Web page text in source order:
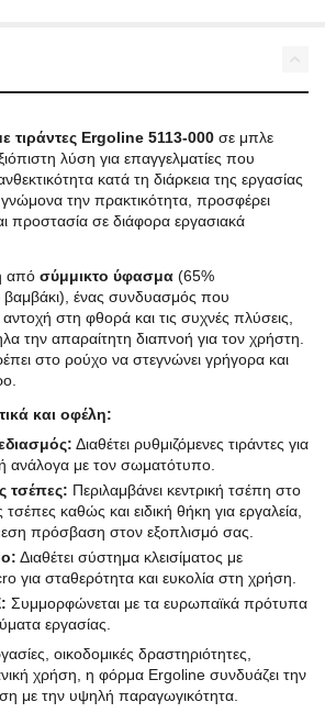
τιράντες Ergoline 5113-000 σε μπλε
λύση για επαγγελματίες που
κατά τη διάρκεια της εργασίας
την πρακτικότητα, προσφέρει
προστασία σε διάφορα εργασιακά
από σύμμικτο ύφασμα (65%
βαμβάκι), ένας συνδυασμός που
αντοχή στη φθορά και τις συχνές πλύσεις,
την απαραίτητη διαπνοή για τον χρήστη.
στο ρούχο να στεγνώνει γρήγορα και
και οφέλη:
Διαθέτει ρυθμιζόμενες τιράντες για
ανάλογα με τον σωματότυπο.
τσέπες: Περιλαμβάνει κεντρική τσέπη στο
καθώς και ειδική θήκη για εργαλεία,
πρόσβαση στον εξοπλισμό σας.
Διαθέτει σύστημα κλεισίματος με
για σταθερότητα και ευκολία στη χρήση.
Συμμορφώνεται με τα ευρωπαϊκά πρότυπα
εργασίας.
οικοδομικές δραστηριότητες,
χρήση, η φόρμα Ergoline συνδυάζει την
με την υψηλή παραγωγικότητα.